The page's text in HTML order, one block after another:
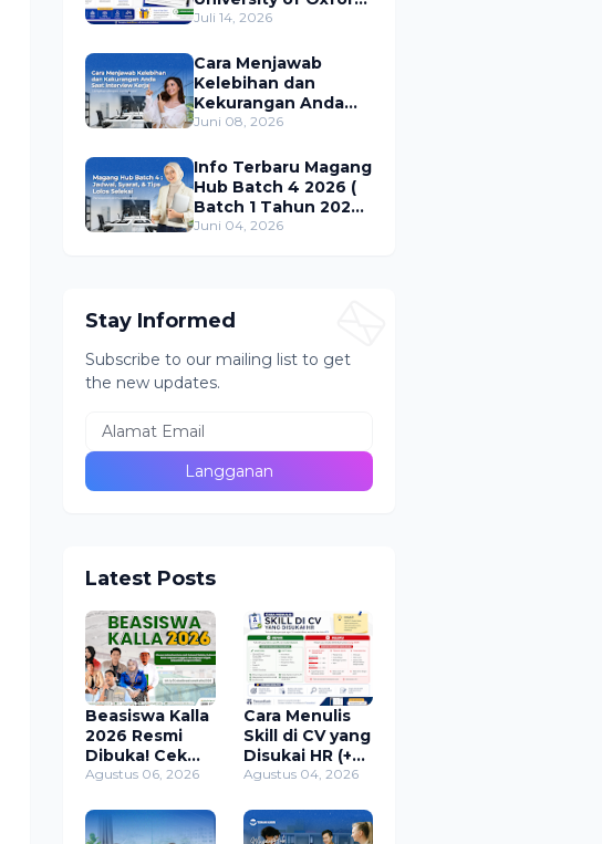
untuk MagangHub
Juli 14, 2026
Cara Menjawab
Kelebihan dan
Kekurangan Anda
Saat Interview Kerja
Juni 08, 2026
Info Terbaru Magang
Hub Batch 4 2026 (
Batch 1 Tahun 2026)
: Jadwal, Syarat, &
Juni 04, 2026
Stay Informed
Subscribe to our mailing list to get
the new updates.
Latest Posts
Beasiswa Kalla
2026 Resmi
Dibuka! Cek
Syarat, Jadwal,
dan
Manfaatnya
Agustus 06, 2026
Cara Menulis
Skill di CV yang
Disukai HR (+
Contoh)
Agustus 04, 2026